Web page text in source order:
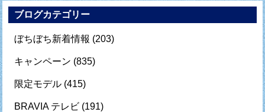
ブログカテゴリー
ぼちぼち新着情報 (203)
キャンペーン (835)
限定モデル (415)
BRAVIA テレビ (191)